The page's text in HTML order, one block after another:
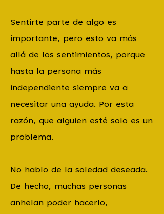
Sentirte parte de algo es
importante, pero esto va más
allá de los sentimientos, porque
hasta la persona más
independiente siempre va a
necesitar una ayuda. Por esta
razón, que alguien esté solo es un
problema.
No hablo de la soledad deseada.
De hecho, muchas personas
anhelan poder hacerlo,